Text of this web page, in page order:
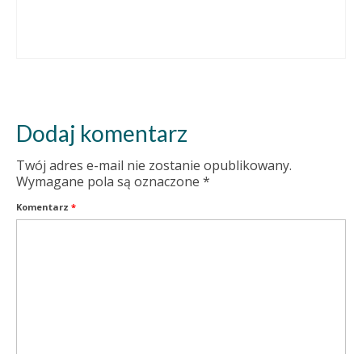
Dodaj komentarz
Twój adres e-mail nie zostanie opublikowany.
Wymagane pola są oznaczone *
Komentarz *